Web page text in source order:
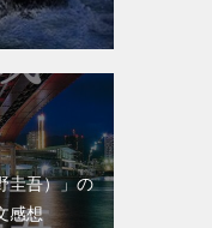
圭吾）」の
感想